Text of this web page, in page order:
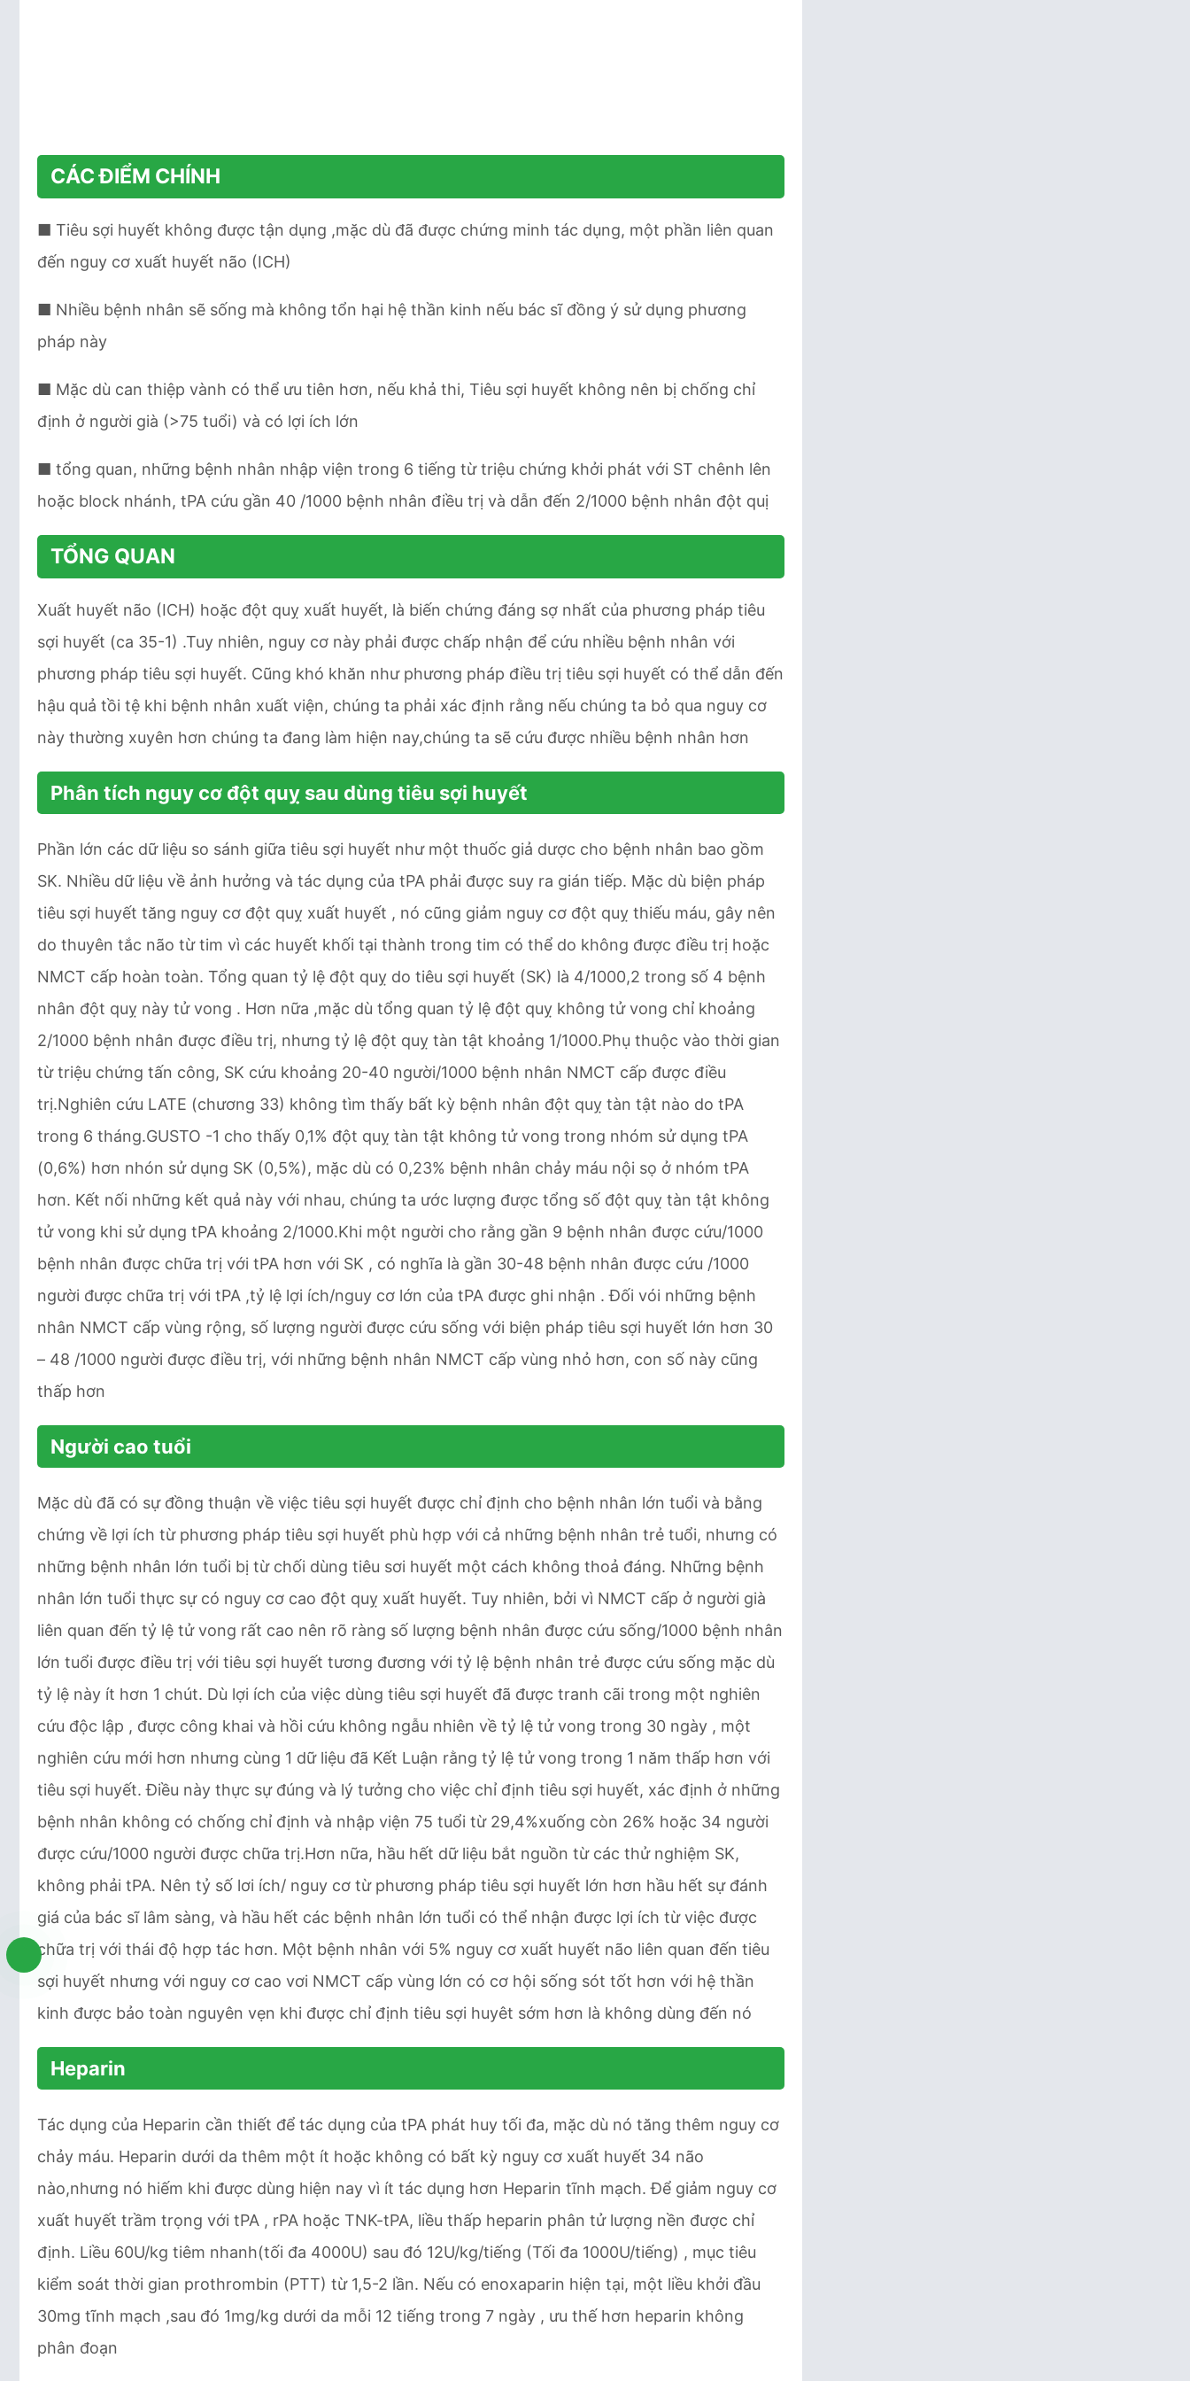
CÁC ĐIỂM CHÍNH
■ Tiêu sợi huyết không được tận dụng ,mặc dù đã được chứng minh tác dụng, một phần liên quan
đến nguy cơ xuất huyết não (ICH)
■ Nhiều bệnh nhân sẽ sống mà không tổn hại hệ thần kinh nếu bác sĩ đồng ý sử dụng phương
pháp này
■ Mặc dù can thiệp vành có thể ưu tiên hơn, nếu khả thi, Tiêu sợi huyết không nên bị chống chỉ
định ở người già (>75 tuổi) và có lợi ích lớn
■ tổng quan, những bệnh nhân nhập viện trong 6 tiếng từ triệu chứng khởi phát với ST chênh lên
hoặc block nhánh, tPA cứu gần 40 /1000 bệnh nhân điều trị và dẫn đến 2/1000 bệnh nhân đột quị
TỔNG QUAN
Xuất huyết não (ICH) hoặc đột quỵ xuất huyết, là biến chứng đáng sợ nhất của phương pháp tiêu
sợi huyết (ca 35-1) .Tuy nhiên, nguy cơ này phải được chấp nhận để cứu nhiều bệnh nhân với
phương pháp tiêu sợi huyết. Cũng khó khăn như phương pháp điều trị tiêu sợi huyết có thể dẫn đến
hậu quả tồi tệ khi bệnh nhân xuất viện, chúng ta phải xác định rằng nếu chúng ta bỏ qua nguy cơ
này thường xuyên hơn chúng ta đang làm hiện nay,chúng ta sẽ cứu được nhiều bệnh nhân hơn
Phân tích nguy cơ đột quỵ sau dùng tiêu sợi huyết
Phần lớn các dữ liệu so sánh giữa tiêu sợi huyết như một thuốc giả dược cho bệnh nhân bao gồm
SK. Nhiều dữ liệu về ảnh hưởng và tác dụng của tPA phải được suy ra gián tiếp. Mặc dù biện pháp
tiêu sợi huyết tăng nguy cơ đột quỵ xuất huyết , nó cũng giảm nguy cơ đột quỵ thiếu máu, gây nên
do thuyên tắc não từ tim vì các huyết khối tại thành trong tim có thể do không được điều trị hoặc
NMCT cấp hoàn toàn. Tổng quan tỷ lệ đột quỵ do tiêu sợi huyết (SK) là 4/1000,2 trong số 4 bệnh
nhân đột quỵ này tử vong . Hơn nữa ,mặc dù tổng quan tỷ lệ đột quỵ không tử vong chỉ khoảng
2/1000 bệnh nhân được điều trị, nhưng tỷ lệ đột quỵ tàn tật khoảng 1/1000.Phụ thuộc vào thời gian
từ triệu chứng tấn công, SK cứu khoảng 20-40 người/1000 bệnh nhân NMCT cấp được điều
trị.Nghiên cứu LATE (chương 33) không tìm thấy bất kỳ bệnh nhân đột quỵ tàn tật nào do tPA
trong 6 tháng.GUSTO -1 cho thấy 0,1% đột quỵ tàn tật không tử vong trong nhóm sử dụng tPA
(0,6%) hơn nhón sử dụng SK (0,5%), mặc dù có 0,23% bệnh nhân chảy máu nội sọ ở nhóm tPA
hơn. Kết nối những kết quả này với nhau, chúng ta ước lượng được tổng số đột quỵ tàn tật không
tử vong khi sử dụng tPA khoảng 2/1000.Khi một người cho rằng gần 9 bệnh nhân được cứu/1000
bệnh nhân được chữa trị với tPA hơn với SK , có nghĩa là gần 30-48 bệnh nhân được cứu /1000
người được chữa trị với tPA ,tỷ lệ lợi ích/nguy cơ lớn của tPA được ghi nhận . Đối vói những bệnh
nhân NMCT cấp vùng rộng, số lượng người được cứu sống với biện pháp tiêu sợi huyết lớn hơn 30
– 48 /1000 người được điều trị, với những bệnh nhân NMCT cấp vùng nhỏ hơn, con số này cũng
thấp hơn
Người cao tuổi
Mặc dù đã có sự đồng thuận về việc tiêu sợi huyết được chỉ định cho bệnh nhân lớn tuổi và bằng
chứng về lợi ích từ phương pháp tiêu sợi huyết phù hợp với cả những bệnh nhân trẻ tuổi, nhưng có
những bệnh nhân lớn tuổi bị từ chối dùng tiêu sơi huyết một cách không thoả đáng. Những bệnh
nhân lớn tuổi thực sự có nguy cơ cao đột quỵ xuất huyết. Tuy nhiên, bởi vì NMCT cấp ở người già
liên quan đến tỷ lệ tử vong rất cao nên rõ ràng số lượng bệnh nhân được cứu sống/1000 bệnh nhân
lớn tuổi được điều trị với tiêu sợi huyết tương đương với tỷ lệ bệnh nhân trẻ được cứu sống mặc dù
tỷ lệ này ít hơn 1 chút. Dù lợi ích của việc dùng tiêu sợi huyết đã được tranh cãi trong một nghiên
cứu độc lập , được công khai và hồi cứu không ngẫu nhiên về tỷ lệ tử vong trong 30 ngày , một
nghiên cứu mới hơn nhưng cùng 1 dữ liệu đã Kết Luận rằng tỷ lệ tử vong trong 1 năm thấp hơn với
tiêu sợi huyết. Điều này thực sự đúng và lý tưởng cho việc chỉ định tiêu sợi huyết, xác định ở những
bệnh nhân không có chống chỉ định và nhập viện 75 tuổi từ 29,4%xuống còn 26% hoặc 34 người
được cứu/1000 người được chữa trị.Hơn nữa, hầu hết dữ liệu bắt nguồn từ các thử nghiệm SK,
không phải tPA. Nên tỷ số lơi ích/ nguy cơ từ phương pháp tiêu sợi huyết lớn hơn hầu hết sự đánh
giá của bác sĩ lâm sàng, và hầu hết các bệnh nhân lớn tuổi có thể nhận được lợi ích từ việc được
chữa trị với thái độ hợp tác hơn. Một bệnh nhân với 5% nguy cơ xuất huyết não liên quan đến tiêu
sợi huyết nhưng với nguy cơ cao vơi NMCT cấp vùng lớn có cơ hội sống sót tốt hơn với hệ thần
kinh được bảo toàn nguyên vẹn khi được chỉ định tiêu sợi huyêt sớm hơn là không dùng đến nó
Heparin
Tác dụng của Heparin cần thiết để tác dụng của tPA phát huy tối đa, mặc dù nó tăng thêm nguy cơ
chảy máu. Heparin dưới da thêm một ít hoặc không có bất kỳ nguy cơ xuất huyết 34 não
nào,nhưng nó hiếm khi được dùng hiện nay vì ít tác dụng hơn Heparin tĩnh mạch. Để giảm nguy cơ
xuất huyết trầm trọng với tPA , rPA hoặc TNK-tPA, liều thấp heparin phân tử lượng nền được chỉ
định. Liều 60U/kg tiêm nhanh(tối đa 4000U) sau đó 12U/kg/tiếng (Tối đa 1000U/tiếng) , mục tiêu
kiểm soát thời gian prothrombin (PTT) từ 1,5-2 lần. Nếu có enoxaparin hiện tại, một liều khởi đầu
30mg tĩnh mạch ,sau đó 1mg/kg dưới da mỗi 12 tiếng trong 7 ngày , ưu thế hơn heparin không
phân đoạn